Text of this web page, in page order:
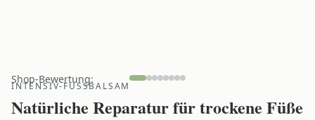
Shop-Bewertung:
INTENSIV-FUSSBALSAM
Natürliche Reparatur für trockene Füße